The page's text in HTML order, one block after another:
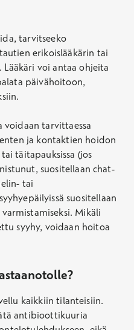
tarvitseeko
erikoislääkärin tai
voi antaa ohjeita
päivähoitoon,
voidaan tarvittaessa
ja kontaktien hoidon
tai täitapauksissa (jos
suositellaan chat-
tai
yyhyepäilyissä suositellaan
. Mikäli
syyhy, voidaan hoitoa
olle?
kaikkiin tilanteisiin.
antibioottikuuria